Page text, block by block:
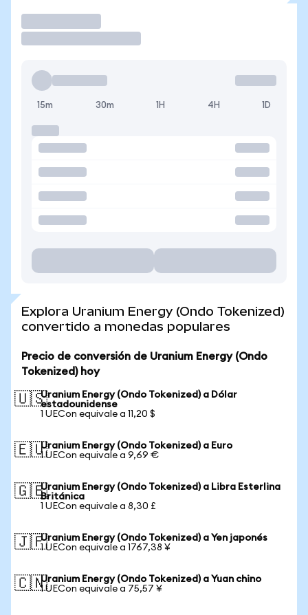
15m 30m 1H 4H 1D
Explora Uranium Energy (Ondo Tokenized)
convertido a monedas populares
Precio de conversión de Uranium Energy (Ondo
Tokenized) hoy
🇺🇸Uranium Energy (Ondo Tokenized) a Dólar
estadounidense
1 UECon equivale a 11,20 $
🇪🇺Uranium Energy (Ondo Tokenized) a Euro
1 UECon equivale a 9,69 €
🇬🇧Uranium Energy (Ondo Tokenized) a Libra Esterlina
Británica
1 UECon equivale a 8,30 £
🇯🇵Uranium Energy (Ondo Tokenized) a Yen japonés
1 UECon equivale a 1767,38 ¥
🇨🇳Uranium Energy (Ondo Tokenized) a Yuan chino
1 UECon equivale a 75,57 ¥